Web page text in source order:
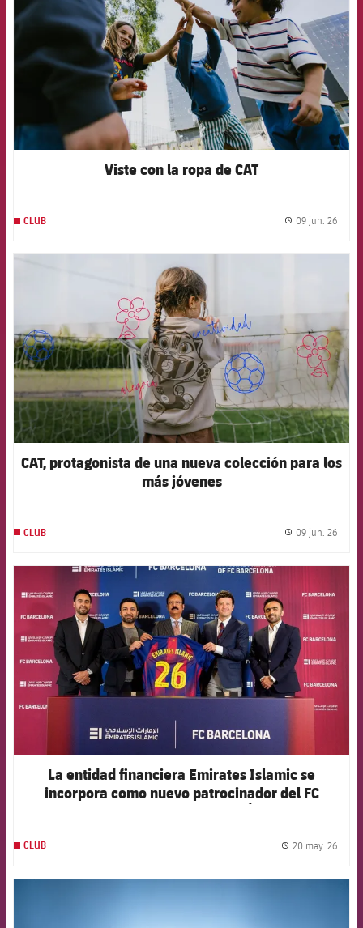
Viste con la ropa de CAT
CLUB 09 jun. 26
CAT, protagonista de una nueva colección para los
más jóvenes
CLUB 09 jun. 26
FCB Barcelona badge
La entidad financiera Emirates Islamic se
incorpora como nuevo patrocinador del FC
CLUB 20 may. 26